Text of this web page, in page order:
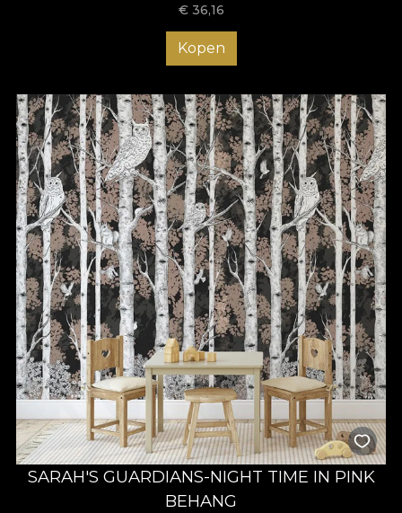
€ 36,16
Kopen
SARAH'S GUARDIANS-NIGHT TIME IN PINK
BEHANG